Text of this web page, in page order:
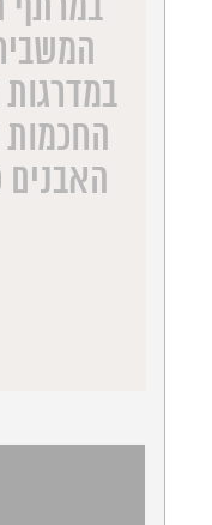
במרתף
החכמות